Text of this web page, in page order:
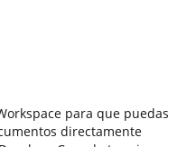
para que puedas
directamente